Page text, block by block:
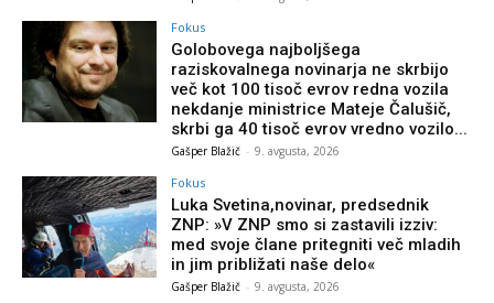
Fokus
Golobovega najboljšega
raziskovalnega novinarja ne skrbijo
več kot 100 tisoč evrov redna vozila
nekdanje ministrice Mateje Čalušič,
skrbi ga 40 tisoč evrov vredno vozilo...
Gašper Blažič - 9. avgusta, 2026
Fokus
Luka Svetina,novinar, predsednik
ZNP: »V ZNP smo si zastavili izziv:
med svoje člane pritegniti več mladih
in jim približati naše delo«
Gašper Blažič - 9. avgusta, 2026